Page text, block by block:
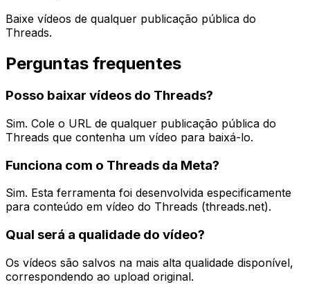
Baixe vídeos de qualquer publicação pública do
Threads.
Perguntas frequentes
Posso baixar vídeos do Threads?
Sim. Cole o URL de qualquer publicação pública do
Threads que contenha um vídeo para baixá-lo.
Funciona com o Threads da Meta?
Sim. Esta ferramenta foi desenvolvida especificamente
para conteúdo em vídeo do Threads (threads.net).
Qual será a qualidade do vídeo?
Os vídeos são salvos na mais alta qualidade disponível,
correspondendo ao upload original.